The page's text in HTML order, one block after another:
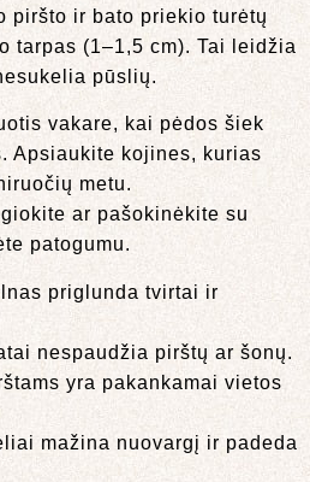
piršto ir bato priekio turėtų
tarpas (1–1,5 cm). Tai leidžia
pūslių.
vakare, kai pėdos šiek
Apsiaukite kojines, kurias
metu.
ar pašokinėkite su
patogumu.
priglunda tvirtai ir
nespaudžia pirštų ar šonų.
yra pakankamai vietos
mažina nuovargį ir padeda